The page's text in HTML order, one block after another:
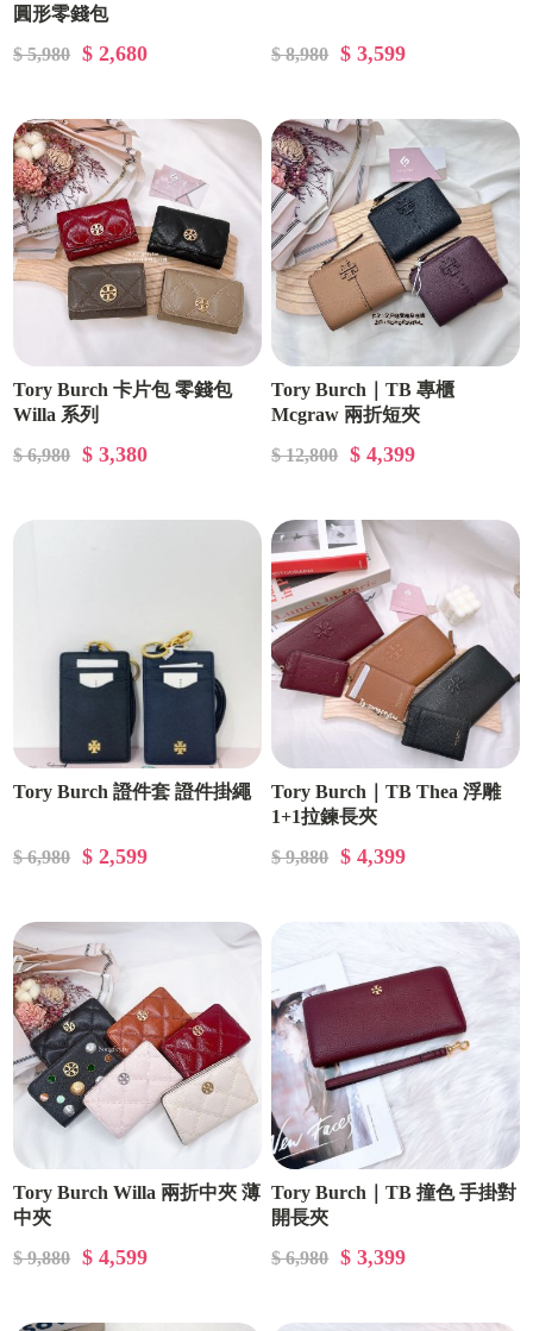
圓形零錢包
$ 5,980
$ 2,680 $ 8,980 $ 3,599
Tory Burch 卡片包 零錢包
Willa 系列
$ 6,980
$ 3,380
Tory Burch｜TB 專櫃
Mcgraw 兩折短夾
$ 12,800
$ 4,399
Tory Burch 證件套 證件掛繩
$ 6,980 $ 2,599
Tory Burch｜TB Thea 浮雕
1+1拉鍊長夾
$ 9,880
$ 4,399
Tory Burch Willa 兩折中夾 薄
中夾
$ 9,880
$ 4,599
Tory Burch｜TB 撞色 手掛對
開長夾
$ 6,980
$ 3,399